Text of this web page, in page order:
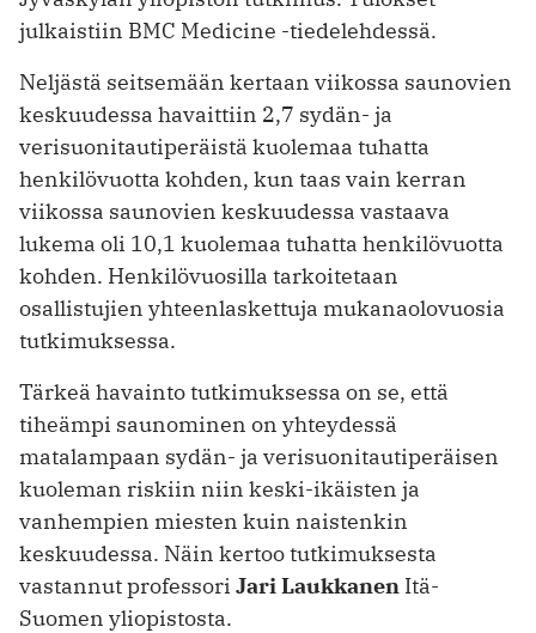
julkaistiin BMC Medicine -tiedelehdessä.
Neljästä seitsemään kertaan viikossa saunovien
keskuudessa havaittiin 2,7 sydän- ja
verisuonitautiperäistä kuolemaa tuhatta
henkilövuotta kohden, kun taas vain kerran
viikossa saunovien keskuudessa vastaava
lukema oli 10,1 kuolemaa tuhatta henkilövuotta
kohden. Henkilövuosilla tarkoitetaan
osallistujien yhteenlaskettuja mukanaolovuosia
tutkimuksessa.
Tärkeä havainto tutkimuksessa on se, että
tiheämpi saunominen on yhteydessä
matalampaan sydän- ja verisuonitautiperäisen
kuoleman riskiin niin keski-ikäisten ja
vanhempien miesten kuin naistenkin
keskuudessa. Näin kertoo tutkimuksesta
vastannut professori Jari Laukkanen Itä-
Suomen yliopistosta.